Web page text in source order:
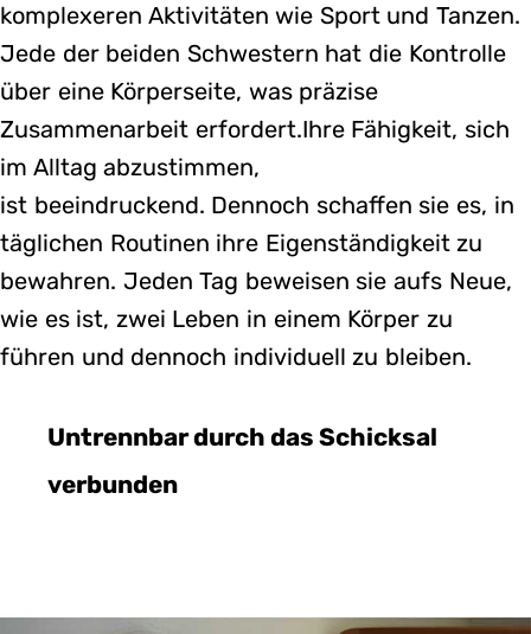
komplexeren Aktivitäten wie Sport und Tanzen.
Jede der beiden Schwestern hat die Kontrolle
über eine Körperseite, was präzise
Zusammenarbeit erfordert.Ihre Fähigkeit, sich
im Alltag abzustimmen,
ist beeindruckend. Dennoch schaffen sie es, in
täglichen Routinen ihre Eigenständigkeit zu
bewahren. Jeden Tag beweisen sie aufs Neue,
wie es ist, zwei Leben in einem Körper zu
führen und dennoch individuell zu bleiben.
Untrennbar durch das Schicksal
verbunden